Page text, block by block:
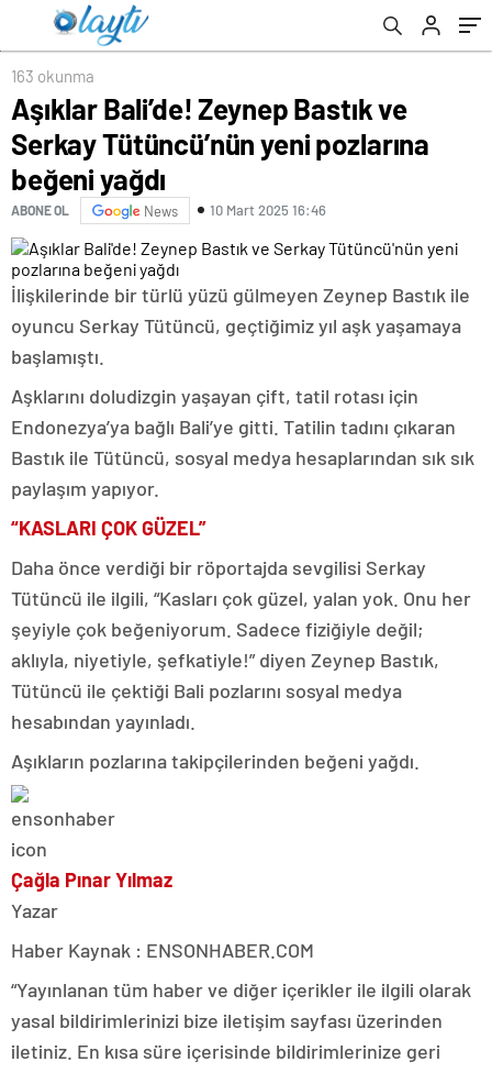
163 okunma
Aşıklar Bali’de! Zeynep Bastık ve
Serkay Tütüncü’nün yeni pozlarına
beğeni yağdı
ABONE OL News 10 Mart 2025 16:46
İlişkilerinde bir türlü yüzü gülmeyen Zeynep Bastık ile
oyuncu Serkay Tütüncü, geçtiğimiz yıl aşk yaşamaya
başlamıştı.
Aşklarını doludizgin yaşayan çift, tatil rotası için
Endonezya’ya bağlı Bali’ye gitti. Tatilin tadını çıkaran
Bastık ile Tütüncü, sosyal medya hesaplarından sık sık
paylaşım yapıyor.
“KASLARI ÇOK GÜZEL”
Daha önce verdiği bir röportajda sevgilisi Serkay
Tütüncü ile ilgili, “Kasları çok güzel, yalan yok. Onu her
şeyiyle çok beğeniyorum. Sadece fiziğiyle değil;
aklıyla, niyetiyle, şefkatiyle!” diyen Zeynep Bastık,
Tütüncü ile çektiği Bali pozlarını sosyal medya
hesabından yayınladı.
Aşıkların pozlarına takipçilerinden beğeni yağdı.
Çağla Pınar Yılmaz
Yazar
Haber Kaynak : ENSONHABER.COM
“Yayınlanan tüm haber ve diğer içerikler ile ilgili olarak
yasal bildirimlerinizi bize iletişim sayfası üzerinden
iletiniz. En kısa süre içerisinde bildirimlerinize geri